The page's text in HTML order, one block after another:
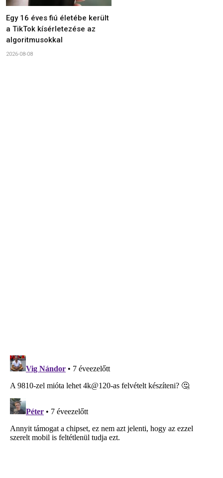
Egy 16 éves fiú életébe került
a TikTok kísérletezése az
algoritmusokkal
2026-08-08